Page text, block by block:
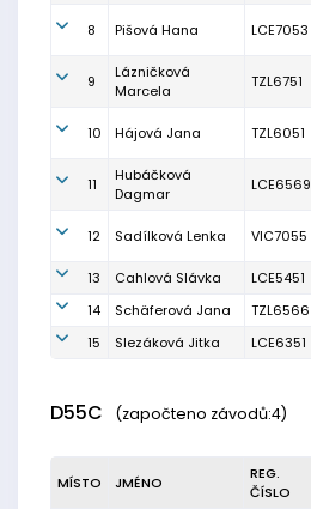
8 Pišová Hana LCE7053
9
Lázničková
Marcela
TZL6751
10 Hájová Jana TZL6051
11
Hubáčková
Dagmar
LCE6569
12 Sadílková Lenka VIC7055
13
Cahlová Slávka LCE5451
14
Schäferová Jana TZL6566
15
Slezáková Jitka LCE6351
D55C (započteno závodů:4)
MÍSTO JMÉNO
REG.
ČÍSLO